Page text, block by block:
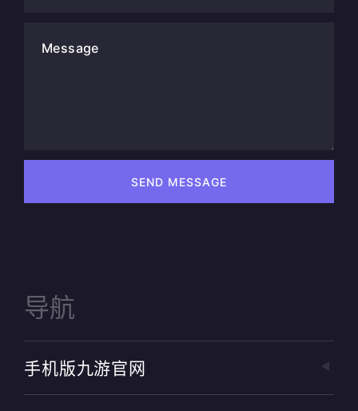
Message
SEND MESSAGE
导航
手机版九游官网